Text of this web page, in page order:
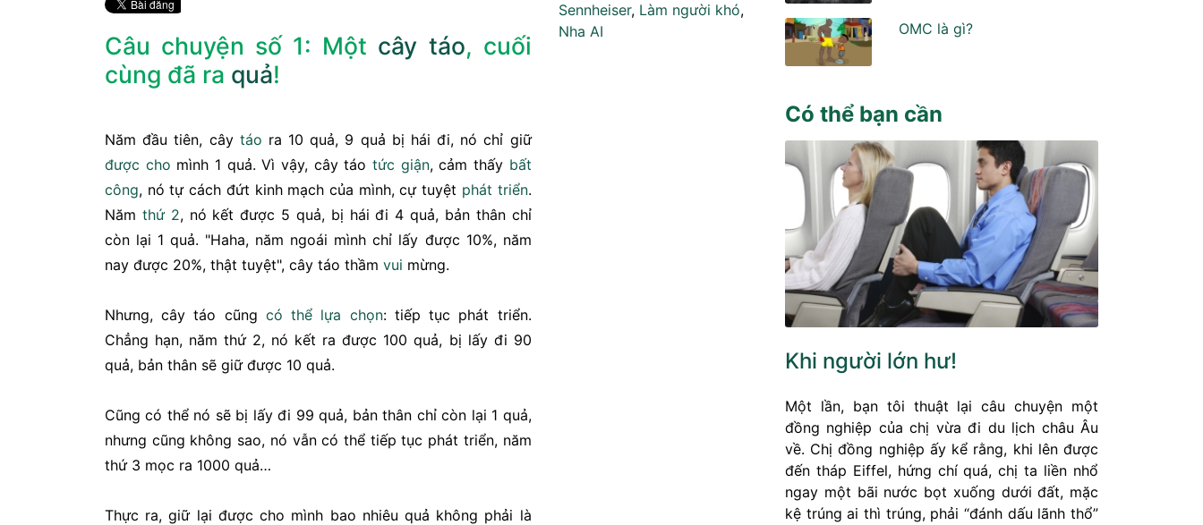
Câu chuyện số 1: Một cây táo, cuối
cùng đã ra quả!
Năm đầu tiên, cây táo ra 10 quả, 9 quả bị hái đi, nó chỉ giữ
được cho mình 1 quả. Vì vậy, cây táo tức giận, cảm thấy bất
công, nó tự cách đứt kinh mạch của mình, cự tuyệt phát triển.
Năm thứ 2, nó kết được 5 quả, bị hái đi 4 quả, bản thân chỉ
còn lại 1 quả. "Haha, năm ngoái mình chỉ lấy được 10%, năm
nay được 20%, thật tuyệt", cây táo thầm vui mừng.
Nhưng, cây táo cũng có thể lựa chọn: tiếp tục phát triển.
Chẳng hạn, năm thứ 2, nó kết ra được 100 quả, bị lấy đi 90
quả, bản thân sẽ giữ được 10 quả.
Cũng có thể nó sẽ bị lấy đi 99 quả, bản thân chỉ còn lại 1 quả,
nhưng cũng không sao, nó vẫn có thể tiếp tục phát triển, năm
thứ 3 mọc ra 1000 quả…
Thực ra, giữ lại được cho mình bao nhiêu quả không phải là
Sennheiser, Làm người khó,
Nha AI
OMC là gì?
Có thể bạn cần
Khi người lớn hư!
Một lần, bạn tôi thuật lại câu chuyện một
đồng nghiệp của chị vừa đi du lịch châu Âu
về. Chị đồng nghiệp ấy kể rằng, khi lên được
đến tháp Eiffel, hứng chí quá, chị ta liền nhổ
ngay một bãi nước bọt xuống dưới đất, mặc
kệ trúng ai thì trúng, phải “đánh dấu lãnh thổ”